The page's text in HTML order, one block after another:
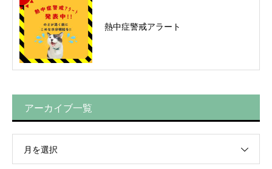
熱中症警戒アラート
アーカイブ一覧
月を選択